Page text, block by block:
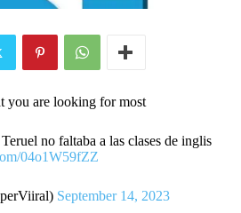
are looking for most
no faltaba a las clases de inglis
04o1W59fZZ
September 14, 2023